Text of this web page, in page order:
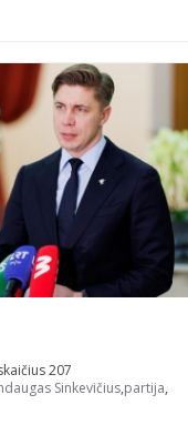
207
Sinkevičius,partija,